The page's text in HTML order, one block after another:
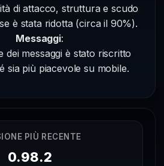
di attacco, struttura e scudo
è stata ridotta (circa il 90%).
Messaggi:
dei messaggi è stato riscritto
sia più piacevole su mobile.
PIÙ RECENTE
0.98.2